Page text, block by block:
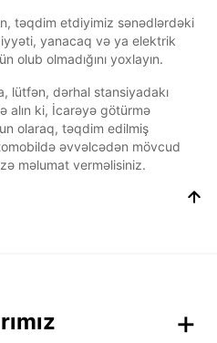
təqdim etdiyimiz sənədlərdəki
yanacaq və ya elektrik
olub olmadığını yoxlayın.
lütfən, dərhal stansiyadakı
alın ki, İcarəyə götürmə
olaraq, təqdim edilmiş
əvvəlcədən mövcud
məlumat verməlisiniz.